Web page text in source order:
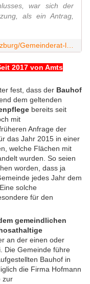
war sich der
als ein Antrag,
2017 von Amts
fest, dass der Bauhof
dem geltenden
bereits seit
mit
Anfrage der
das Jahr 2015 in einer
welche Flächen mit
wurden. So seien
worden, dass ja
jedes Jahr dem
solche
für den
gemeindlichen
an der einen oder
Die Gemeinde führe
Bauhof in
die Firma Hofmann
zur